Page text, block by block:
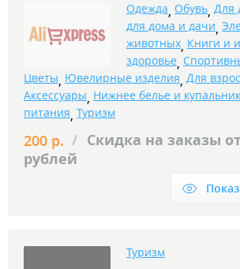
Одежда, Обувь, Для
для дома и дачи,
животных, Книги и
здоровье,
Цветы, Ювелирные изделия, Для
Аксессуары, Нижнее белье и
питания, Туризм
200 р. / Скидка на заказы
рублей
Туризм